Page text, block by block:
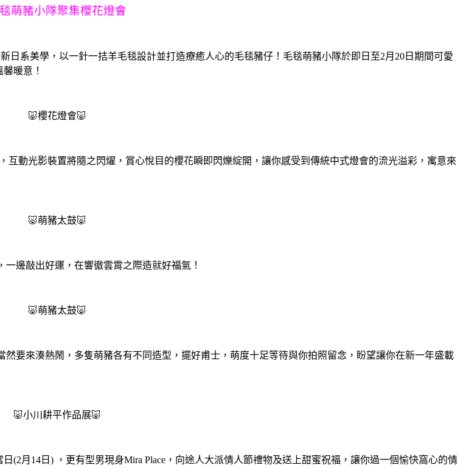
萌豬小隊聚集櫻花燈會
日系美學，以一針一拮羊毛毯設計並打造療癒人心的毛毯豬仔！毛毯萌豬小隊於即日至2月20日期間可愛
暖意！
🐷櫻花燈會🐷
互動光影裝置將隨之閃燿，賞心悅目的櫻花瞬即閃爍綻開，讓你感受到傳統中式燈會的流光溢彩，寓意來
🐷萌豬太鼓🐷
邊敲出好運，在響徹雲霄之際造就好福氣！
🐷萌豬太鼓🐷
要來湊熱鬧，多隻萌豬各有不同造型，擺好甫士，萌度十足等待與你拍照留念，盼望讓你在新一年盛載
🐷小川耕平作品展🐷
(2月14日) ，更有型男現身Mira Place，向途人大派情人節禮物及送上甜蜜祝福，讓你過一個愉快窩心的情